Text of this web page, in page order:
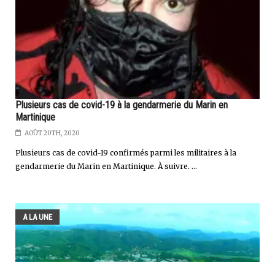
Plusieurs cas de covid-19 à la gendarmerie du Marin en
Martinique
AOÛT 20TH, 2020
Plusieurs cas de covid-19 confirmés parmi les militaires à la
gendarmerie du Marin en Martinique. À suivre. ...
A LA UNE